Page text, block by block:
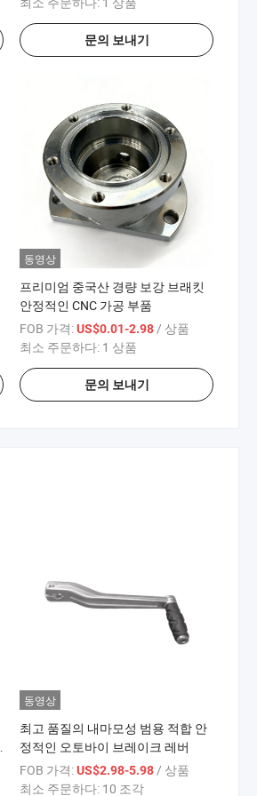
문의 보내기
동영상
프리미엄 중국산 경량 보강 브래킷
안정적인 CNC 가공 부품
FOB 가격:US$0.01-2.98 / 상품
최소 주문하다: 1 상품
문의 보내기
동영상
최고 품질의 내마모성 범용 적합 안
정적인 오토바이 브레이크 레버
FOB 가격:US$2.98-5.98 / 상품
최소 주문하다: 10 조각